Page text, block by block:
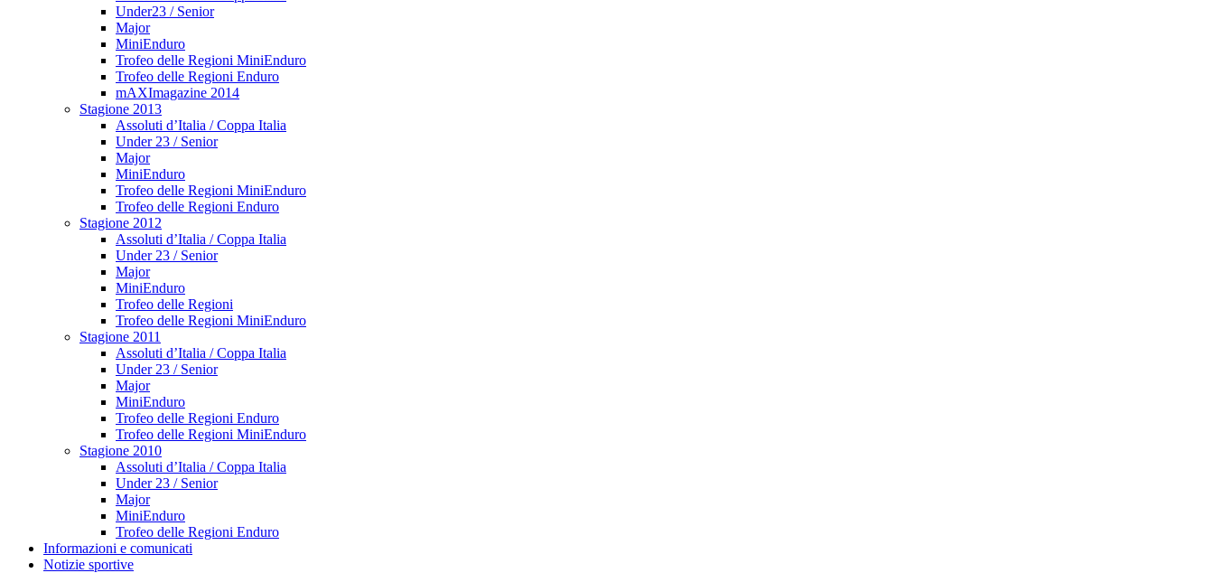
Under23 / Senior
Major
MiniEnduro
Trofeo delle Regioni MiniEnduro
Trofeo delle Regioni Enduro
mAXImagazine 2014
Stagione 2013
Assoluti d’Italia / Coppa Italia
Under 23 / Senior
Major
MiniEnduro
Trofeo delle Regioni MiniEnduro
Trofeo delle Regioni Enduro
Stagione 2012
Assoluti d’Italia / Coppa Italia
Under 23 / Senior
Major
MiniEnduro
Trofeo delle Regioni
Trofeo delle Regioni MiniEnduro
Stagione 2011
Assoluti d’Italia / Coppa Italia
Under 23 / Senior
Major
MiniEnduro
Trofeo delle Regioni Enduro
Trofeo delle Regioni MiniEnduro
Stagione 2010
Assoluti d’Italia / Coppa Italia
Under 23 / Senior
Major
MiniEnduro
Trofeo delle Regioni Enduro
Informazioni e comunicati
Notizie sportive